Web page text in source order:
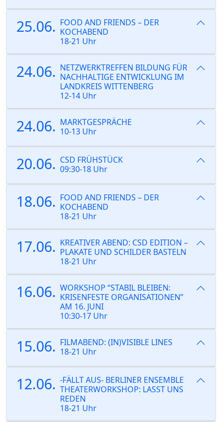
25.06. FOOD AND FRIENDS – DER
KOCHABEND
18-21 Uhr
24.06. NETZWERKTREFFEN BILDUNG FÜR
NACHHALTIGE ENTWICKLUNG IM
LANDKREIS WITTENBERG
12-14 Uhr
24.06. MARKTGESPRÄCHE
10-13 Uhr
20.06. CSD FRÜHSTÜCK
09:30-18 Uhr
18.06. FOOD AND FRIENDS – DER
KOCHABEND
18-21 Uhr
17.06. KREATIVER ABEND: CSD EDITION –
PLAKATE UND SCHILDER BASTELN
18-21 Uhr
16.06. WORKSHOP “STABIL BLEIBEN:
KRISENFESTE ORGANISATIONEN”
AM 16. JUNI
10:30-17 Uhr
15.06. FILMABEND: (IN)VISIBLE LINES
18-21 Uhr
12.06. -FÄLLT AUS- BERLINER ENSEMBLE
THEATERWORKSHOP: LASST UNS
REDEN
18-21 Uhr